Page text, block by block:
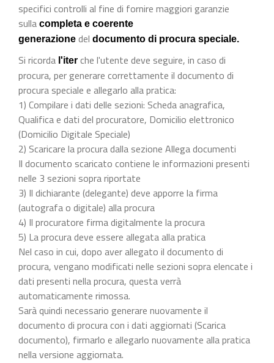
specifici controlli al fine di fornire maggiori garanzie
sulla completa e coerente
generazione del documento di procura speciale.
Si ricorda l'iter che l'utente deve seguire, in caso di
procura, per generare correttamente il documento di
procura speciale e allegarlo alla pratica:
1) Compilare i dati delle sezioni: Scheda anagrafica,
Qualifica e dati del procuratore, Domicilio elettronico
(Domicilio Digitale Speciale)
2) Scaricare la procura dalla sezione Allega documenti
Il documento scaricato contiene le informazioni presenti
nelle 3 sezioni sopra riportate
3) Il dichiarante (delegante) deve apporre la firma
(autografa o digitale) alla procura
4) Il procuratore firma digitalmente la procura
5) La procura deve essere allegata alla pratica
Nel caso in cui, dopo aver allegato il documento di
procura, vengano modificati nelle sezioni sopra elencate i
dati presenti nella procura, questa verrà
automaticamente rimossa.
Sarà quindi necessario generare nuovamente il
documento di procura con i dati aggiornati (Scarica
documento), firmarlo e allegarlo nuovamente alla pratica
nella versione aggiornata.